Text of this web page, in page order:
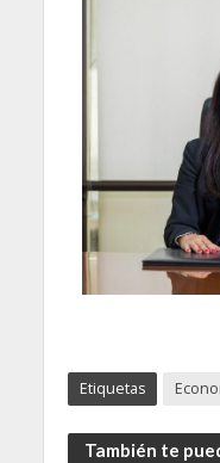
Etiquetas
También te